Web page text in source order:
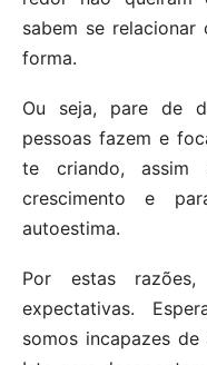
sabem se
forma.
Ou seja, pare de
pessoas fazem e
te criando, assim
crescimento e
autoestima.
Por estas
expectativas.
somos incapazes